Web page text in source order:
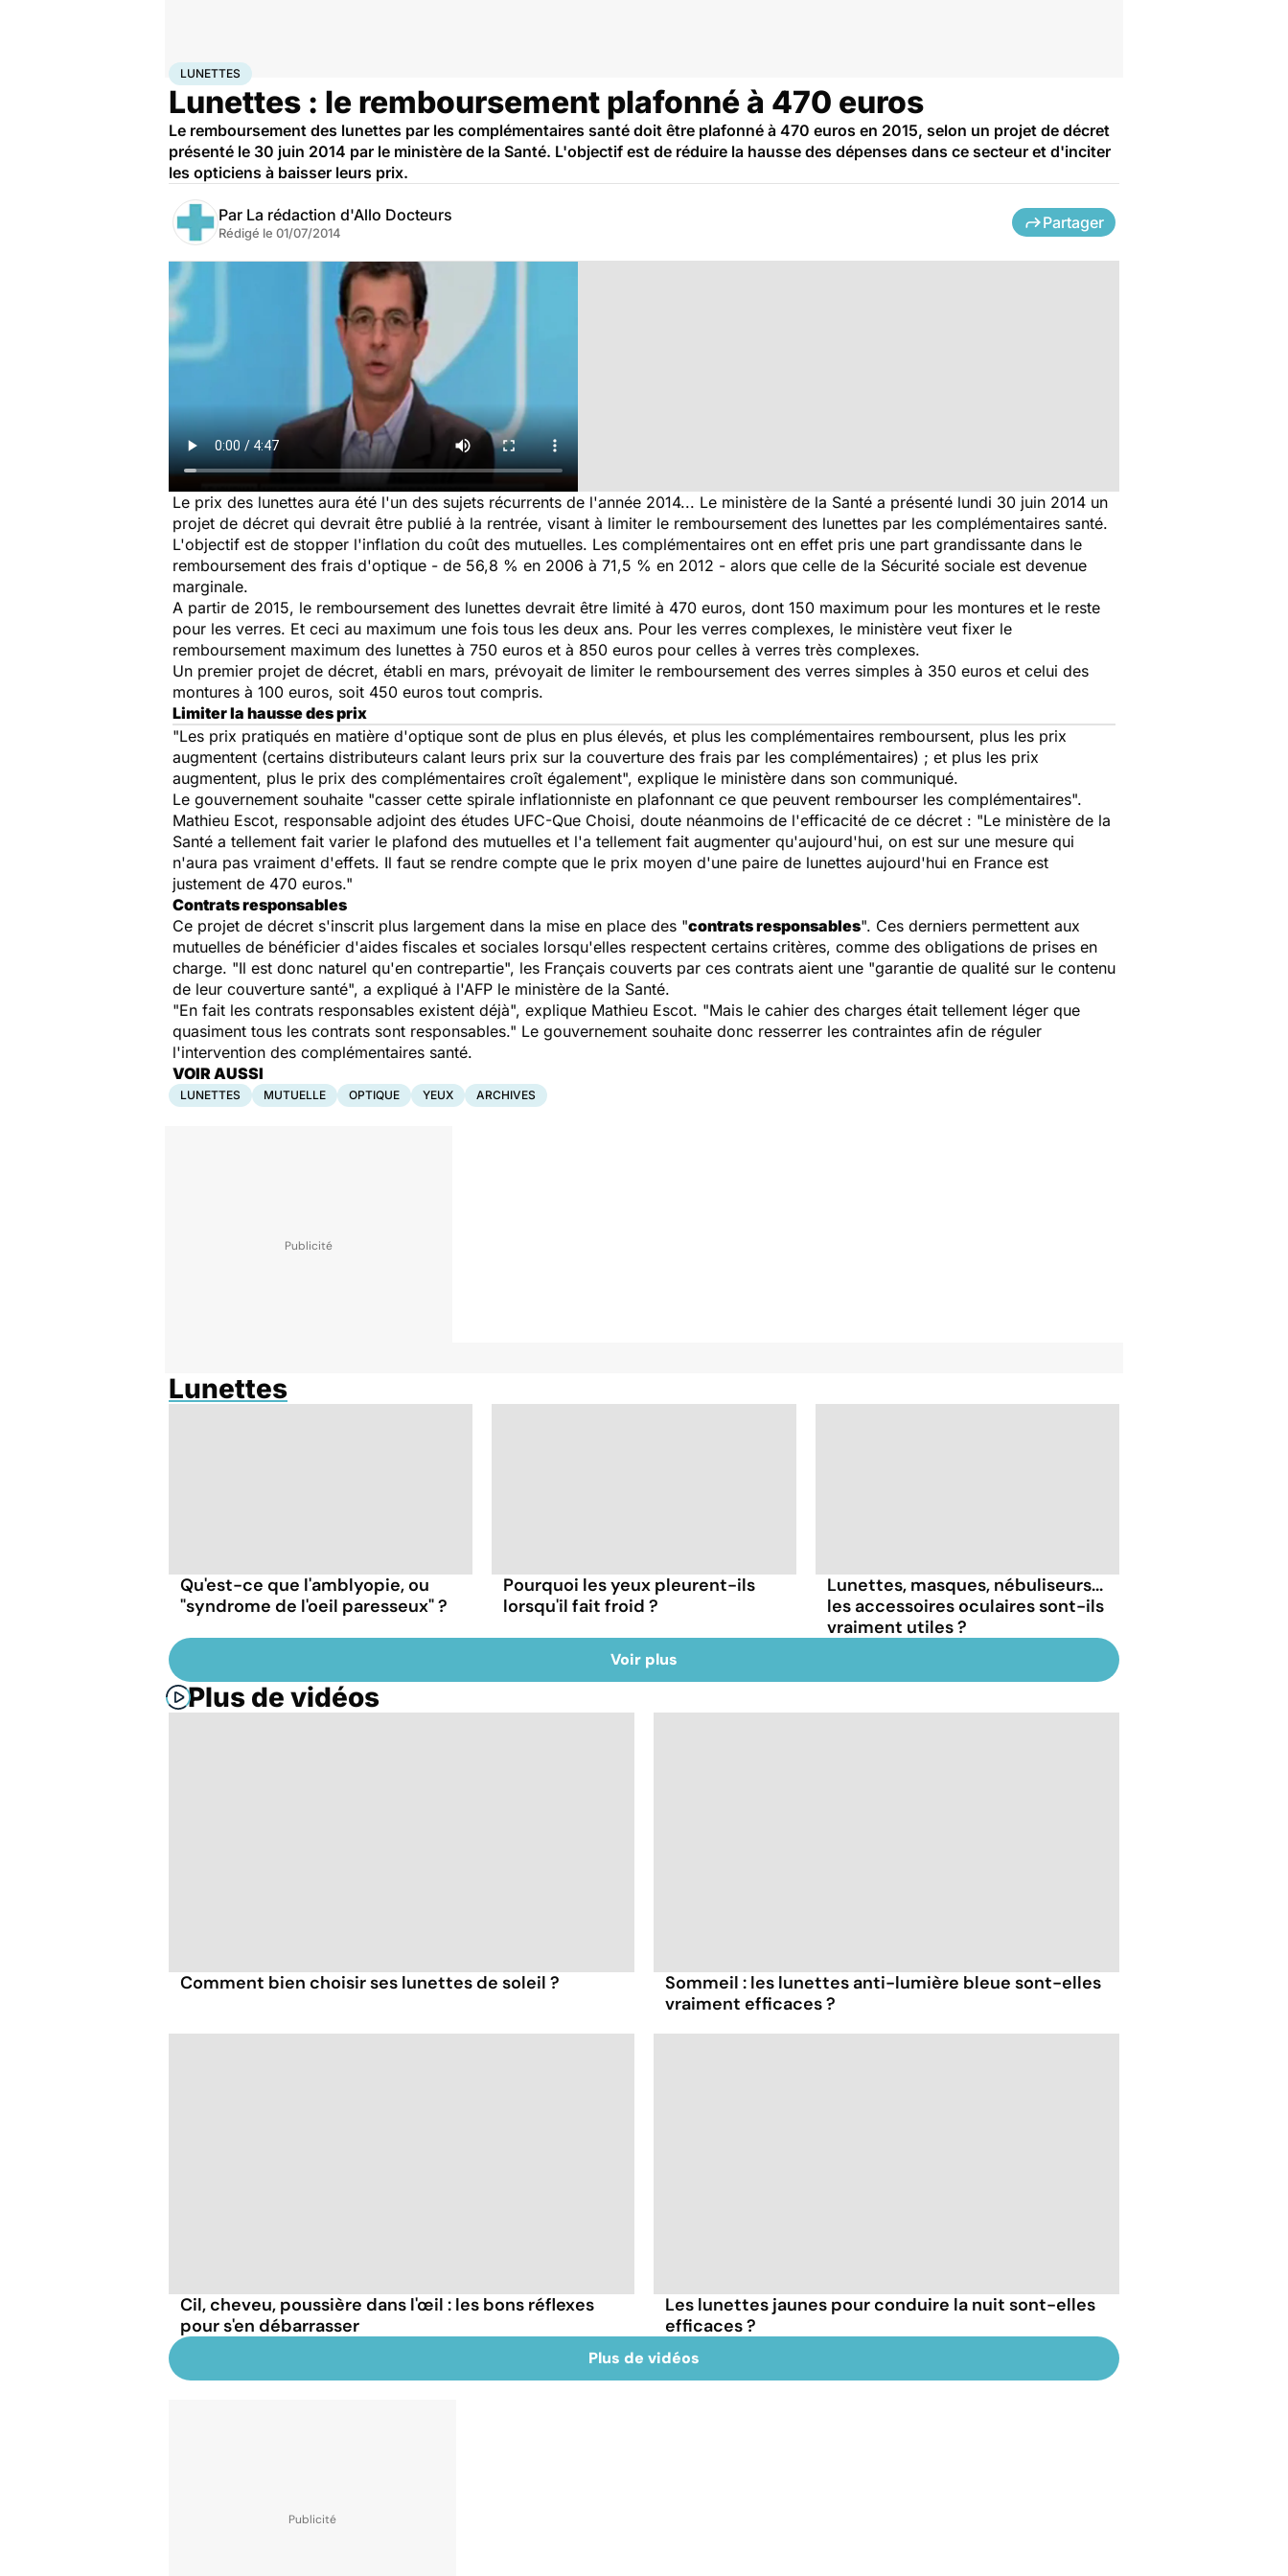
AccueilSanté Maladies
LUNETTES
Lunettes : le remboursement plafonné à 470 euros
Le remboursement des lunettes par les complémentaires santé doit être plafonné à 470 euros en 2015, selon un projet de décret
présenté le 30 juin 2014 par le ministère de la Santé. L'objectif est de réduire la hausse des dépenses dans ce secteur et d'inciter
les opticiens à baisser leurs prix.
Par La rédaction d'Allo Docteurs
Rédigé le 01/07/2014
Partager
Le prix des lunettes aura été l'un des sujets récurrents de l'année 2014... Le ministère de la Santé a présenté lundi 30 juin 2014 un
projet de décret qui devrait être publié à la rentrée, visant à limiter le remboursement des lunettes par les complémentaires santé.
L'objectif est de stopper l'inflation du coût des mutuelles. Les complémentaires ont en effet pris une part grandissante dans le
remboursement des frais d'optique - de 56,8 % en 2006 à 71,5 % en 2012 - alors que celle de la Sécurité sociale est devenue
marginale.
A partir de 2015, le remboursement des lunettes devrait être limité à 470 euros, dont 150 maximum pour les montures et le reste
pour les verres. Et ceci au maximum une fois tous les deux ans. Pour les verres complexes, le ministère veut fixer le
remboursement maximum des lunettes à 750 euros et à 850 euros pour celles à verres très complexes.
Un premier projet de décret, établi en mars, prévoyait de limiter le remboursement des verres simples à 350 euros et celui des
montures à 100 euros, soit 450 euros tout compris.
Limiter la hausse des prix
"Les prix pratiqués en matière d'optique sont de plus en plus élevés, et plus les complémentaires remboursent, plus les prix
augmentent (certains distributeurs calant leurs prix sur la couverture des frais par les complémentaires) ; et plus les prix
augmentent, plus le prix des complémentaires croît également", explique le ministère dans son communiqué.
Le gouvernement souhaite "casser cette spirale inflationniste en plafonnant ce que peuvent rembourser les complémentaires".
Mathieu Escot, responsable adjoint des études UFC-Que Choisi, doute néanmoins de l'efficacité de ce décret : "Le ministère de la
Santé a tellement fait varier le plafond des mutuelles et l'a tellement fait augmenter qu'aujourd'hui, on est sur une mesure qui
n'aura pas vraiment d'effets. Il faut se rendre compte que le prix moyen d'une paire de lunettes aujourd'hui en France est
justement de 470 euros."
Contrats responsables
Ce projet de décret s'inscrit plus largement dans la mise en place des "contrats responsables". Ces derniers permettent aux
mutuelles de bénéficier d'aides fiscales et sociales lorsqu'elles respectent certains critères, comme des obligations de prises en
charge. "Il est donc naturel qu'en contrepartie", les Français couverts par ces contrats aient une "garantie de qualité sur le contenu
de leur couverture santé", a expliqué à l'AFP le ministère de la Santé.
"En fait les contrats responsables existent déjà", explique Mathieu Escot. "Mais le cahier des charges était tellement léger que
quasiment tous les contrats sont responsables." Le gouvernement souhaite donc resserrer les contraintes afin de réguler
l'intervention des complémentaires santé.
VOIR AUSSI
LUNETTES MUTUELLE OPTIQUE YEUX ARCHIVES
Lunettes
Qu'est-ce que l'amblyopie, ou
"syndrome de l'oeil paresseux" ?
Pourquoi les yeux pleurent-ils
lorsqu'il fait froid ?
Lunettes, masques, nébuliseurs...
les accessoires oculaires sont-ils
vraiment utiles ?
Voir plus
Plus de vidéos
Comment bien choisir ses lunettes de soleil ?
Sommeil : les lunettes anti-lumière bleue sont-elles
vraiment efficaces ?
Cil, cheveu, poussière dans l'œil : les bons réflexes
pour s'en débarrasser
Les lunettes jaunes pour conduire la nuit sont-elles
efficaces ?
Plus de vidéos